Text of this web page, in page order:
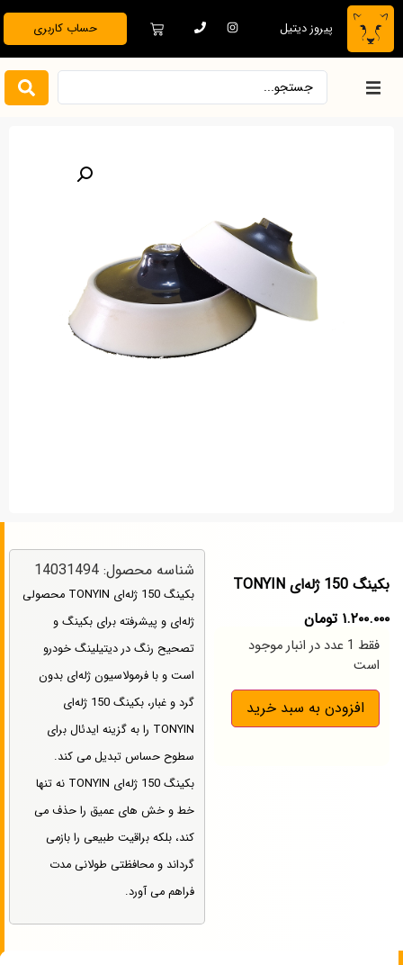
پیروز دیتیل حساب کاربری
دیتیلینگ تخصصی
بکینگ 150 ژله‌ای TONYIN
۱.۲۰۰.۰۰۰ تومان
فقط 1 عدد در انبار موجود
است
افزودن به سبد خرید
شناسه محصول: 14031494
بکینگ 150 ژله‌ای TONYIN محصولی
ژله‌ای و پیشرفته برای بکینگ و
تصحیح رنگ در دیتیلینگ خودرو
است و با فرمولاسیون ژله‌ای بدون
گرد و غبار، بکینگ 150 ژله‌ای
TONYIN را به گزینه ایدئال برای
سطوح حساس تبدیل می کند.
بکینگ 150 ژله‌ای TONYIN نه تنها
خط و خش های عمیق را حذف می
کند، بلکه براقیت طبیعی را بازمی
گرداند و محافظتی طولانی مدت
فراهم می آورد.